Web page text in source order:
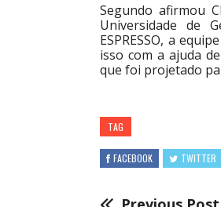
Segundo afirmou
Universidade de
ESPRESSO, a
isso com a ajuda
que foi projetado
TAG
FACEBOOK TWITTER